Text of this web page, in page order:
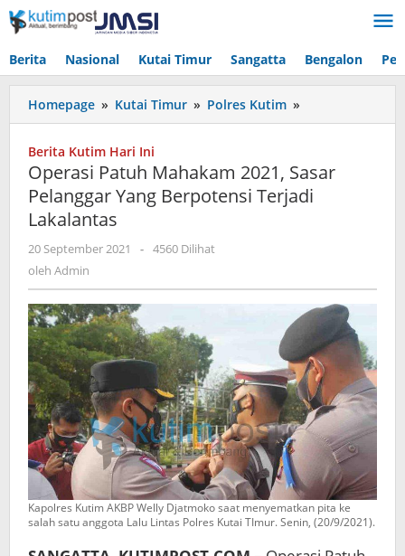
Lewati
ke
Berita Nasional Kutai Timur Sangatta Bengalon
Homepage » Kutai Timur » Polres Kutim »
Patuh
Sasar
Pelanggar
Berita Kutim Hari Ini
Operasi Patuh Mahakam 2021, Sasar
Pelanggar Yang Berpotensi Terjadi
Lakalantas
20 September 2021
oleh
- 4560 Dilihat
oleh Admin
Kapolres Kutim AKBP Welly Djatmoko saat menyematkan pita ke
salah satu anggota Lalu Lintas Polres Kutai TImur. Senin, (20/9/2021).